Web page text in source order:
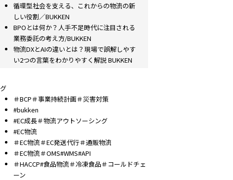
循環型社会を支える、これからの物流の新
しい役割／BUKKEN
BPOとは何か？人手不足時代に注目される
業務委託の考え方/BUKKEN
物流DXとAIの違いとは？現場で誤解しやす
い2つの言葉をわかりやすく解説 BUKKEN
＃BCP＃事業持続計画＃災害対策
#bukken
#EC成長＃物流アウトソーシング
#EC物流
＃EC物流＃EC発送代行＃通販物流
＃EC物流＃OMS#WMS#API
＃HACCP#食品物流＃冷凍食品＃コールドチェ
ーン